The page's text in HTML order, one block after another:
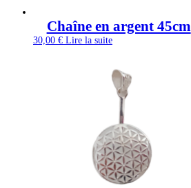
Chaîne en argent 45cm
30,00 € Lire la suite